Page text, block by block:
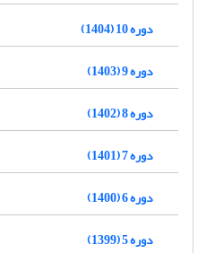
دوره 10 (1404)
دوره 9 (1403)
دوره 8 (1402)
دوره 7 (1401)
دوره 6 (1400)
دوره 5 (1399)